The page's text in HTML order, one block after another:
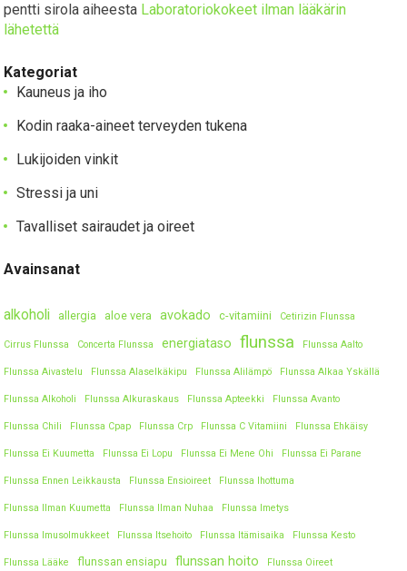
pentti sirola aiheesta Laboratoriokokeet ilman lääkärin
lähetettä
Kategoriat
Kauneus ja iho
Kodin raaka-aineet terveyden tukena
Lukijoiden vinkit
Stressi ja uni
Tavalliset sairaudet ja oireet
Avainsanat
alkoholi allergia aloe vera avokado c-vitamiini Cetirizin Flunssa
Cirrus Flunssa Concerta Flunssa energiataso flunssa Flunssa Aalto
Flunssa Aivastelu Flunssa Alaselkäkipu Flunssa Alilämpö Flunssa Alkaa Yskällä
Flunssa Alkoholi Flunssa Alkuraskaus Flunssa Apteekki Flunssa Avanto
Flunssa Chili Flunssa Cpap Flunssa Crp Flunssa C Vitamiini Flunssa Ehkäisy
Flunssa Ei Kuumetta Flunssa Ei Lopu Flunssa Ei Mene Ohi Flunssa Ei Parane
Flunssa Ennen Leikkausta Flunssa Ensioireet Flunssa Ihottuma
Flunssa Ilman Kuumetta Flunssa Ilman Nuhaa Flunssa Imetys
Flunssa Imusolmukkeet Flunssa Itsehoito Flunssa Itämisaika Flunssa Kesto
Flunssa Lääke flunssan ensiapu flunssan hoito Flunssa Oireet